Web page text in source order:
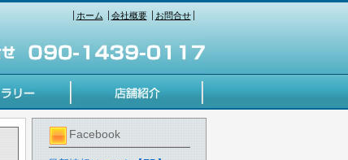
ホーム 会社概要 お問合せ
Facebook